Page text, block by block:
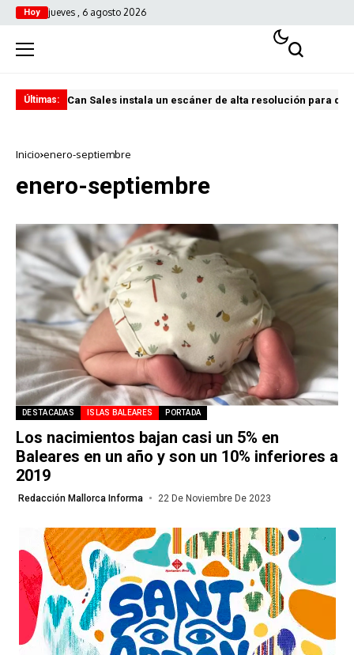
Hoy jueves , 6 agosto 2026
Últimas: Can Sales instala un escáner de alta resolución para
Inicio enero-septiembre
enero-septiembre
DESTACADAS ISLAS BALEARES PORTADA
Los nacimientos bajan casi un 5% en
Baleares en un año y son un 10% inferiores a
2019
Redacción Mallorca Informa 22 De Noviembre De 2023